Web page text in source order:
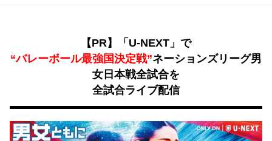
【PR】「U-NEXT」で
“バレーボール最強国決定戦”ネーションズリーグ男
女日本戦全試合を
全試合ライブ配信